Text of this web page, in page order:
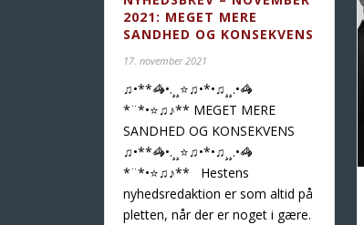
2021: MEGET MERE
SANDHED OG KONSEKVENS
17. november 2021
♫•**🦓•.¸¸⭐♫•*•♫¸¸.•🦓
*¨*•⭐♫♪** MEGET MERE
SANDHED OG KONSEKVENS
♫•**🦓•.¸¸⭐♫•*•♫¸¸.•🦓
*¨*•⭐♫♪** Hestens
nyhedsredaktion er som altid på
pletten, når der er noget i gære.